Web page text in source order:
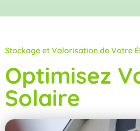
Stockage et Valorisation de Votre
Optimisez
Solaire